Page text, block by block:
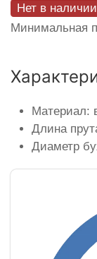
Нет в наличии
Минимальная
Материал:
Длина
Диаметр